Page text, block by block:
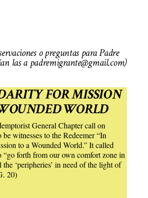
o preguntas para Padre
las a padremigrante@gmail.com)
FOR MISSION
WORLD
General Chapter call on
witnesses to the Redeemer “In
to a Wounded World.” It called
“go forth from our own comfort zone in
‘peripheries’ in need of the light of
20)